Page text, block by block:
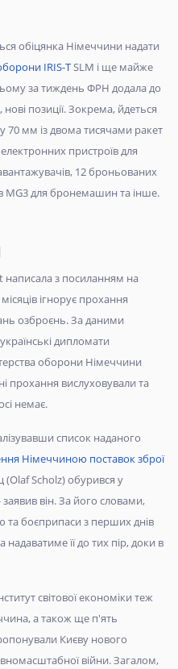
обіцянка Німеччини надати
IRIS-TSLM і ще майже
за тиждень ФРН додала до
позиції. Зокрема, йдеться
70 мм із двома тисячами ракет
електронних пристроїв для
12 броньованих
MG3 для бронемашин та інше.
написала з посиланням на
ігнорує прохання
озброєнь. За даними
дипломати
оборони Німеччини
прохання вислуховували та
немає.
список наданого
Німеччиною поставок зброї
Scholz) обурився у
він. За його словами,
та боєприпаси з перших днів
її до тих пір, доки в
світової економіки теж
а також ще п'ять
Києву нового
війни. Загалом,